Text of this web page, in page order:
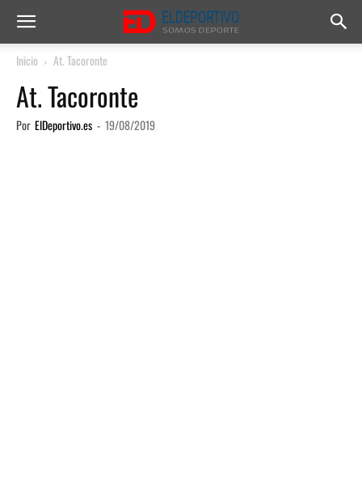
Inicio At. Tacoronte
At. Tacoronte
Por ElDeportivo.es - 19/08/2019